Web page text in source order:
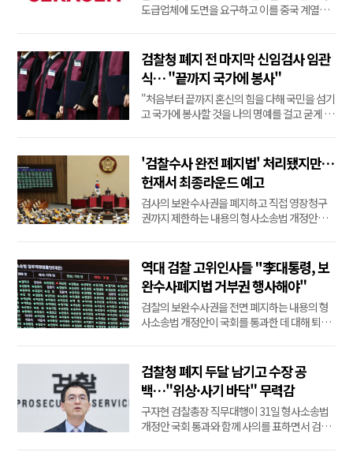
도급업체에 도면을 요구하고 이를 중국 계열사
행위 등 하도급법 위반 행위를 적발해 시정명령
과 과징금 4억3천200만원을 부과하기로 결정했
다고 밝혔다.공정위에 따르면 세라젬은 안마의
자 등 의료...
검찰청 폐지 전 마지막 신임검사 임관
식… "끝까지 국가에 봉사"
"처음부터 끝까지 혼신의 힘을 다해 국민을 섬기
고 국가에 봉사할 것을 나의 명예를 걸고 굳게 다
문을 낭독했다.법무부는 이날 제12회 변호사 시
험을 합격하고 법무관으로 전역한 19명에 대한
임관식을 열었다.중대범죄수사청(중수청)·공소
청 ...
'검찰수사 완전 폐지법' 처리됐지만…
헌재서 최종라운드 예고
검사의 보완수사권을 폐지하고 직접 영장청구
권까지 제한하는 내용의 형사소송법 개정안을
위원장을 맡았던 박찬운 한양대 법학전문대학
원 교수는 2일 페이스북에 "이번 형소법은 헌법
의 강을 건너야 한다"며 "혼란을 막기 위해서는
헌재가 최대...
역대 검찰 고위인사들 "李대통령, 보
완수사폐지법 거부권 행사해야"
검찰의 보완수사권을 전면 폐지하는 내용의 형
사소송법 개정안이 국회를 통과한 데 대해 퇴직
(회장 한상대 전 검찰총장)는 2일 입장문을 내고
"형소법 개정안을 통과시킨 더불어민주당의 입
법 독재를 강력히 규탄한다"며 이같이 밝혔다.이
들은 "민주...
검찰청 폐지 두달 남기고 수장 공
백…"위상·사기 바닥" 무력감
구자현 검찰총장 직무대행이 31일 형사소송법
개정안 국회 통과와 함께 사의를 표하면서 검찰